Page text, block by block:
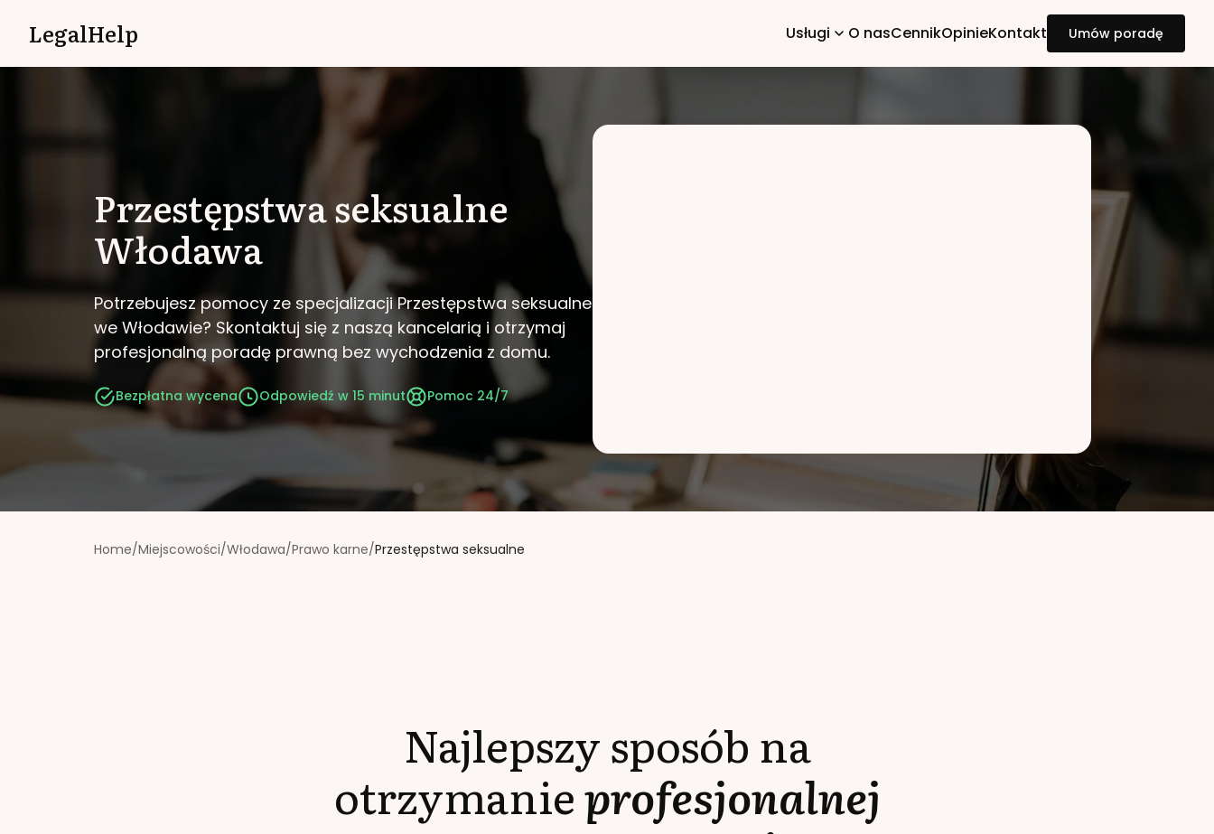
LegalHelp Usługi O nasCennikOpinieKontakt Umów poradę
Przestępstwa seksualne
Włodawa
Potrzebujesz pomocy ze specjalizacji Przestępstwa seksualne
we Włodawie? Skontaktuj się z naszą kancelarią i otrzymaj
profesjonalną poradę prawną bez wychodzenia z domu.
Bezpłatna wycena Odpowiedź w 15 minut Pomoc 24/7
Home/Miejscowości/Włodawa/Prawo karne/Przestępstwa seksualne
Najlepszy sposób na
otrzymanieprofesjonalnej